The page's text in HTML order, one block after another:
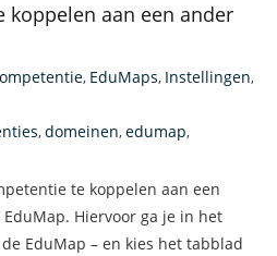
koppelen aan een ander
, EduMaps, Instellingen,
,domeinen,edumap,
te koppelen aan een
Hiervoor ga je in het
EduMap – en kies het tabblad